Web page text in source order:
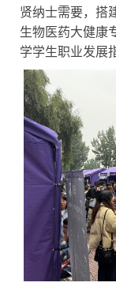
贤纳士需要，搭
生物医药大健康
学学生职业发展